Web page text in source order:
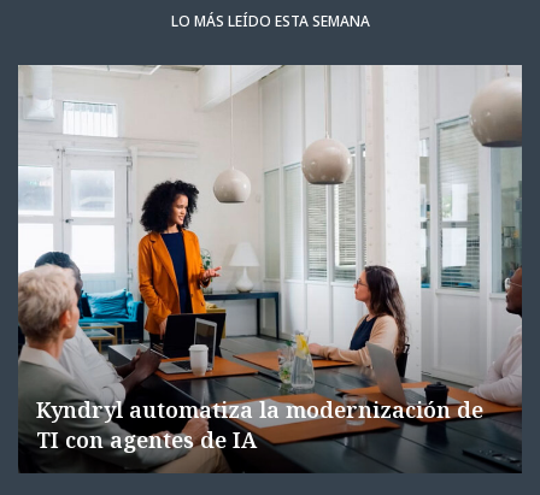
LO MÁS LEÍDO ESTA SEMANA
Kyndryl automatiza la modernización de
TI con agentes de IA